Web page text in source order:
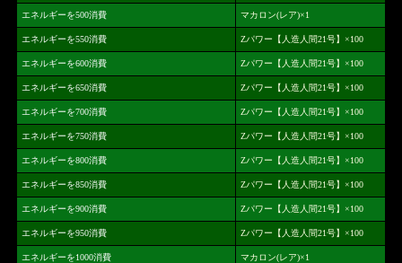
エネルギーを500消費 マカロン(レア)×1
エネルギーを550消費 Zパワー【人造人間21号】×100
エネルギーを600消費 Zパワー【人造人間21号】×100
エネルギーを650消費 Zパワー【人造人間21号】×100
エネルギーを700消費 Zパワー【人造人間21号】×100
エネルギーを750消費 Zパワー【人造人間21号】×100
エネルギーを800消費 Zパワー【人造人間21号】×100
エネルギーを850消費 Zパワー【人造人間21号】×100
エネルギーを900消費 Zパワー【人造人間21号】×100
エネルギーを950消費 Zパワー【人造人間21号】×100
エネルギーを1000消費 マカロン(レア)×1